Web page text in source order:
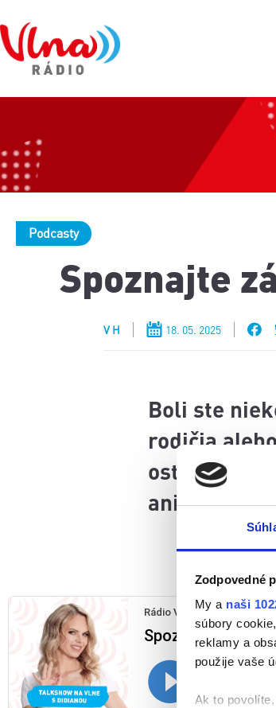
Zodpovedné
My a naši
súbory
reklamy a
použije vaše
Ak to
Podcasty
Spoznajte
V H 18. 05. 2025
Boli ste
rodičia
ostatní
animátor